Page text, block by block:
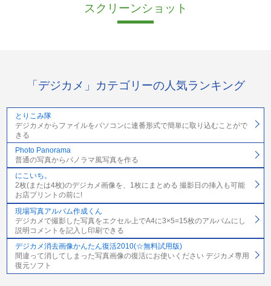
スクリーンショット
「デジカメ」カテゴリーの人気ランキング
とりこみ隊
デジカメからファイルをパソコンに連番形式で簡単に取り込むことがで
きる
Photo Panorama
普通の写真からパノラマ風写真を作る
にこいち。
2枚(または4枚)のデジカメ画像を、1枚にまとめる 撮影日の挿入も可能
お店プリントの前に!
現場写真アルバム作成くん
デジカメで撮影した写真をエクセル上でA4に3×5=15枚のアルバムにし
説明コメントを記入し印刷できる
デジカメ消去画像かんたん復活2010(☆無料試用版)
間違って消してしまった写真画像の復活にお使いください デジカメ専用
復元ソフト